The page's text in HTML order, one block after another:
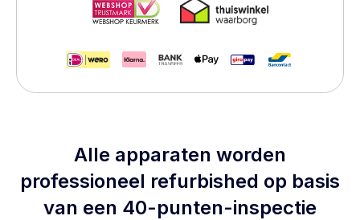
Alle apparaten worden
professioneel refurbished op basis
van een 40-punten-inspectie